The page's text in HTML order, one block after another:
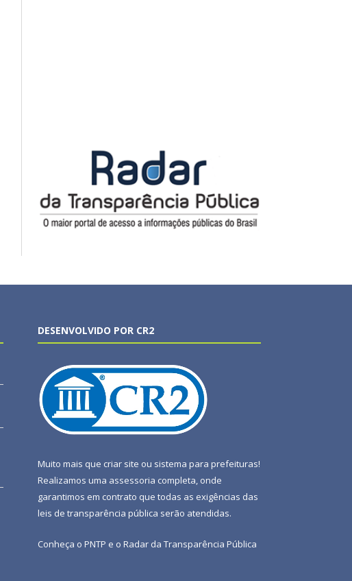
DESENVOLVIDO POR CR2
Muito mais que criar site ou sistema para prefeituras!
Realizamos uma assessoria completa, onde
garantimos em contrato que todas as exigências das
leis de transparência pública serão atendidas.
Conheça o PNTP e o Radar da Transparência Pública